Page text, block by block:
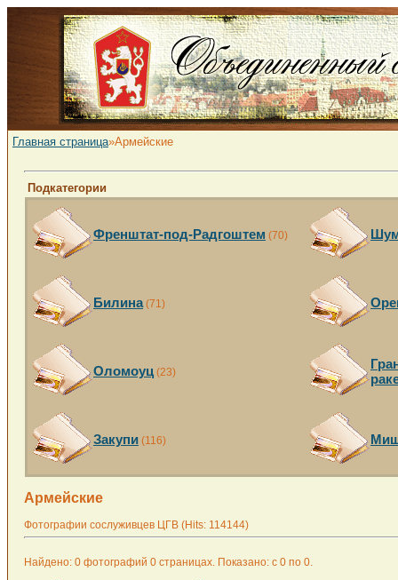
Главная страница»Армейские
Подкатегории
Френштат-под-Радгоштем (70)
Билина(71)
Оломоуц (23)
Закупи (116)
Армейские
Фотографии сослуживцев ЦГВ (Hits: 114144)
Найдено: 0 фотографий 0 страницах. Показано: с 0 по 0.